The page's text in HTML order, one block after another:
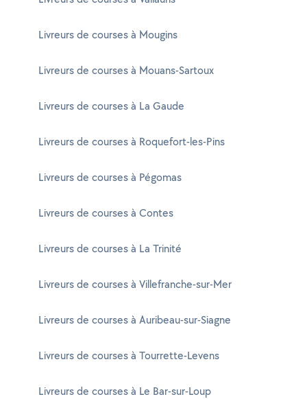
Livreurs de courses à Mougins
Livreurs de courses à Mouans-Sartoux
Livreurs de courses à La Gaude
Livreurs de courses à Roquefort-les-Pins
Livreurs de courses à Pégomas
Livreurs de courses à Contes
Livreurs de courses à La Trinité
Livreurs de courses à Villefranche-sur-Mer
Livreurs de courses à Auribeau-sur-Siagne
Livreurs de courses à Tourrette-Levens
Livreurs de courses à Le Bar-sur-Loup